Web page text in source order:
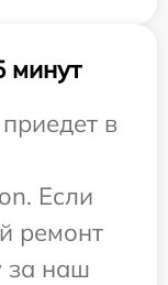
минут
в
Если
ремонт
за наш